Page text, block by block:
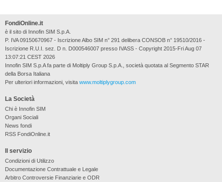
La Società
Chi è Innofin SIM
Organi Sociali
News fondi
RSS FondiOnline.it
Il servizio
Condizioni di Utilizzo
Documentazione Contrattuale e Legale
Arbitro Controversie Finanziarie e ODR
FondiOnline.it
è il sito di Innofin SIM S.p.A.
P. IVA 09150670967 - Iscrizione Albo SIM n° 291 delibera CONSOB n° 19510/2016 -
Iscrizione R.U.I. sez. D n. D000546007 presso IVASS - Copyright 2015-Fri Aug 07
13:07:21 CEST 2026
Innofin SIM S.p.A fa parte di Moltiply Group S.p.A., società quotata al Segmento STAR
della Borsa Italiana
Per ulteriori informazioni, visita www.moltiplygroup.com